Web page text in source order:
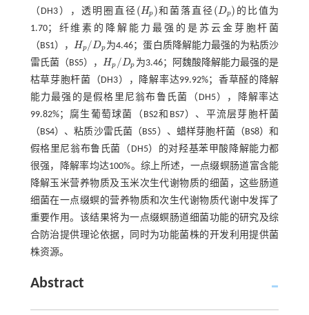
（DH3），透明圈直径 (Hp )
(Hp) 和菌落直径 (Dp )
(Dp)
的比值为
1.70；纤维素的降解能力最强的是苏云金芽胞杆菌
（BS1）， Hp /Dp
Hp/Dp
为4.46；蛋白质降解能力最强的为粘质沙
雷氏菌（BS5），Hp /Dp
Hp/Dp
为3.46；阿魏酸降解能力最强的是
枯草芽胞杆菌（DH3），降解率达99.92%；香草醛的降解
能力最强的是假格里尼翁布鲁氏菌（DH5），降解率达
99.82%；腐生葡萄球菌（BS2和BS7）、平流层芽胞杆菌
（BS4）、粘质沙雷氏菌（BS5）、蜡样芽胞杆菌（BS8）和
假格里尼翁布鲁氏菌（DH5）的对羟基苯甲酸降解能力都
很强，降解率均达100%。综上所述，一点缀螟肠道富含能
降解玉米营养物质及玉米次生代谢物质的细菌，这些肠道
细菌在一点缀螟的营养物质和次生代谢物质代谢中发挥了
重要作用。该结果将为一点缀螟肠道细菌功能的研究及综
合防治提供理论依据，同时为功能菌株的开发利用提供菌
株资源。
Abstract